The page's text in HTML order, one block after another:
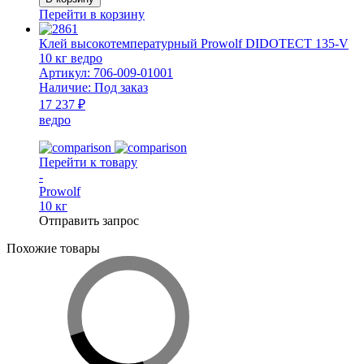
Смесь
печная
НМ
1
кг
ведро
WT
Перейти в корзину
Клей высокотемпературный Prowolf DIDOTECT 135-V
10 кг ведро
Артикул: 706-009-01001
Наличие: Под заказ
17 237 ₽
ведро
Перейти к товару
-
Prowolf
10 кг
Отправить запрос
Похожие товары